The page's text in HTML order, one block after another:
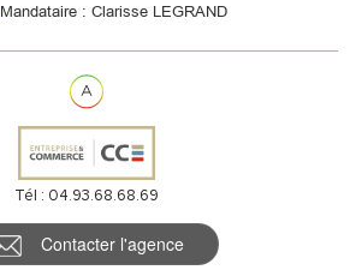
Mandataire : Clarisse LEGRAND
Tél : 04.93.68.68.69
Contacter l'agence